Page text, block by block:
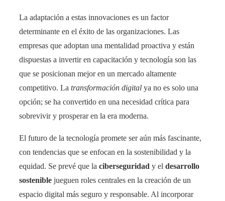
La adaptación a estas innovaciones es un factor
determinante en el éxito de las organizaciones. Las
empresas que adoptan una mentalidad proactiva y están
dispuestas a invertir en capacitación y tecnología son las
que se posicionan mejor en un mercado altamente
competitivo. La transformación digital ya no es solo una
opción; se ha convertido en una necesidad crítica para
sobrevivir y prosperar en la era moderna.
El futuro de la tecnología promete ser aún más fascinante,
con tendencias que se enfocan en la sostenibilidad y la
equidad. Se prevé que la ciberseguridad y el desarrollo
sostenible jueguen roles centrales en la creación de un
espacio digital más seguro y responsable. Al incorporar